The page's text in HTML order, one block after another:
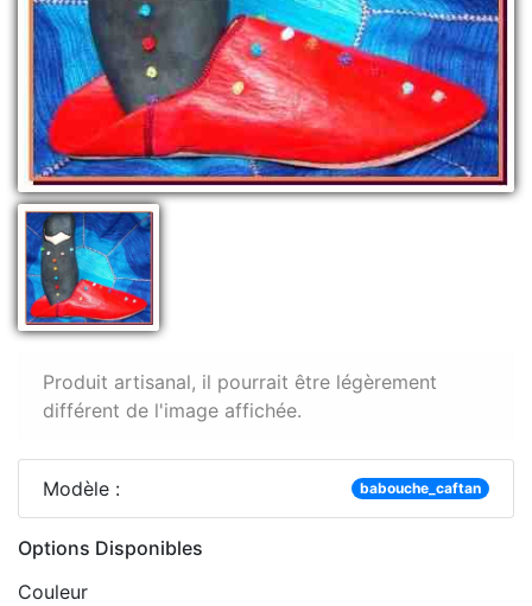
Produit artisanal, il pourrait être légèrement
différent de l'image affichée.
Modèle : babouche_caftan
Options Disponibles
Couleur